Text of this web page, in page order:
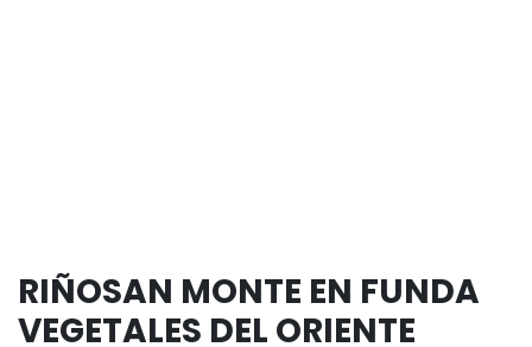
RIÑOSAN MONTE EN FUNDA
VEGETALES DEL ORIENTE